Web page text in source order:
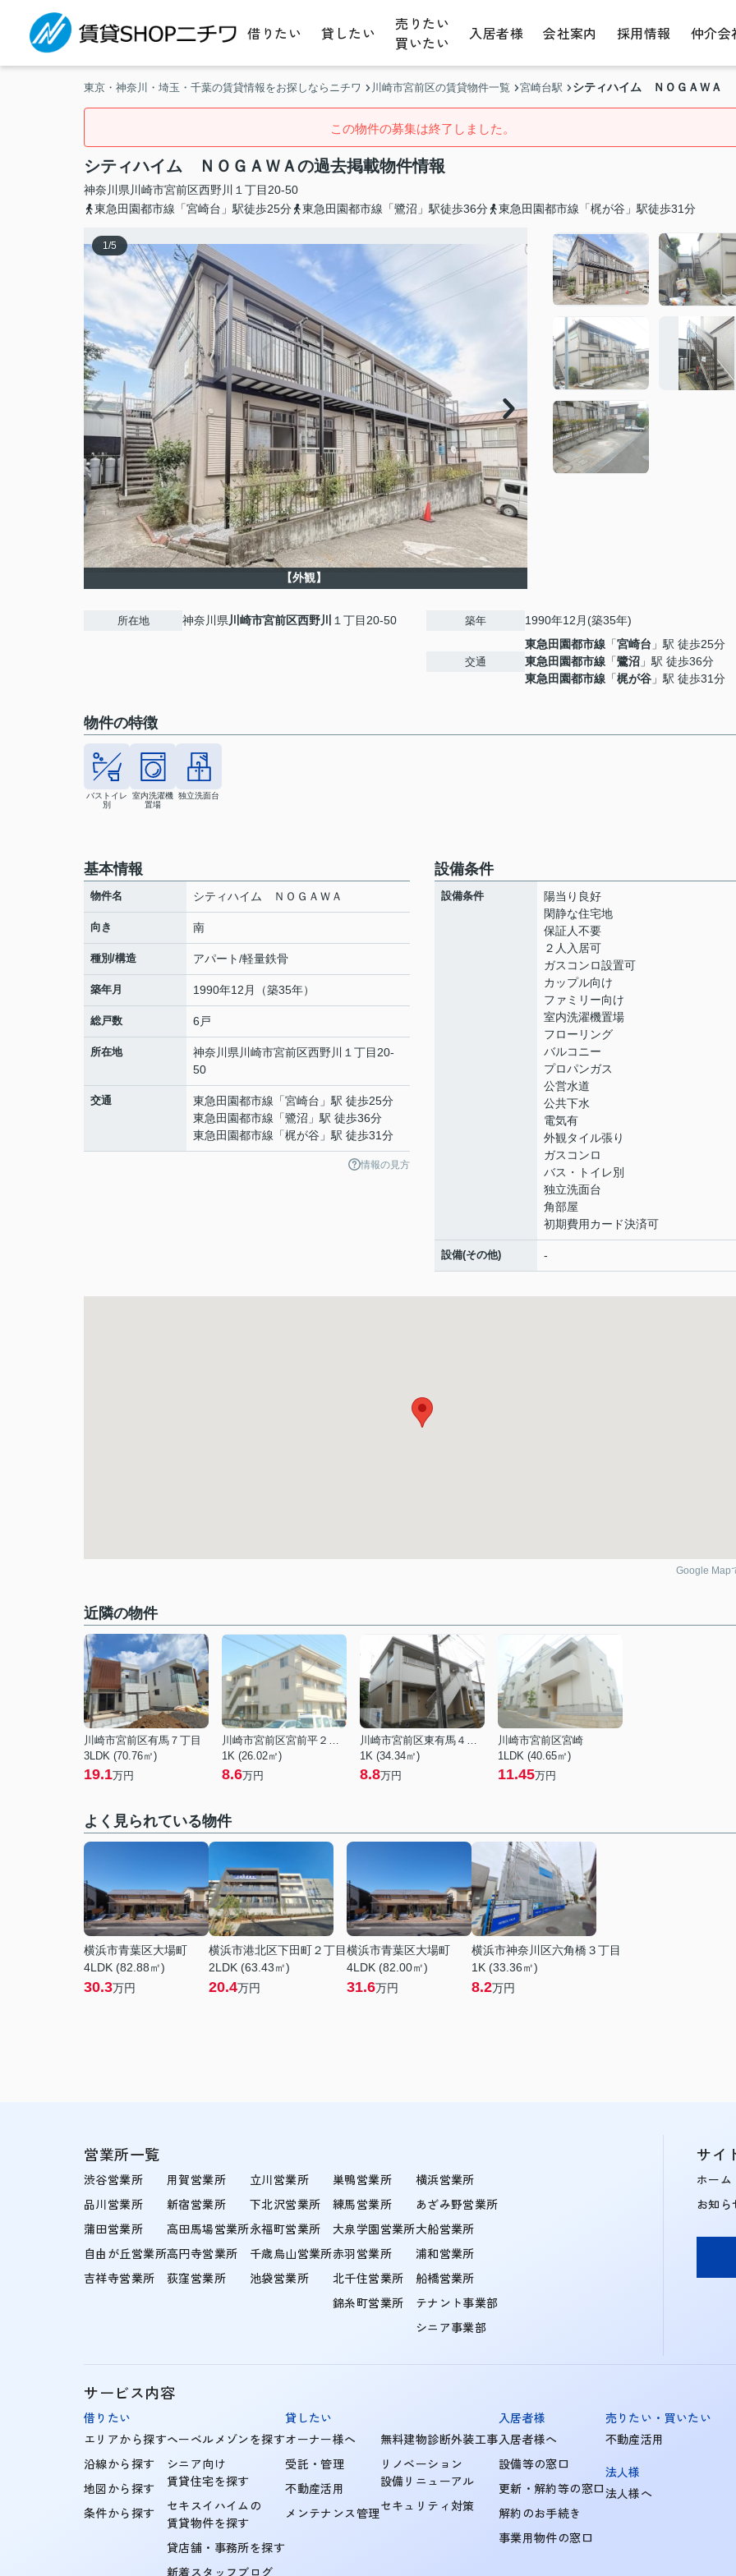
借りたい 貸したい
売りたい
買いたい
入居者様 会社案内 採用情報 仲介会
東京・神奈川・埼玉・千葉の賃貸情報をお探しならニチワ 川崎市宮前区の賃貸物件一覧 宮崎台駅 シティハイム ＮＯＧＡＷＡ
この物件の募集は終了しました。
シティハイム ＮＯＧＡＷＡの過去掲載物件情報
神奈川県 川崎市宮前区西野川
１丁目20-50
東急田園都市線「宮崎台」駅徒歩25分
東急田園都市線「鷺沼」駅徒歩36分 東急田園都市線「梶が谷」駅徒歩31分
1/5
【外観】
所在地 神奈川県川崎市宮前区西野川 １丁目20-50 築年 1990年12月(築35年)
交通
東急田園都市線 「宮崎台 」駅 徒歩25分
東急田園都市線 「鷺沼 」駅 徒歩36分
東急田園都市線 「梶が谷 」駅 徒歩31分
物件の特徴
バストイレ
別
室内洗濯機
置場
独立洗面台
基本情報
物件名 シティハイム ＮＯＧＡＷＡ
向き 南
種別/構造 アパート/軽量鉄骨
築年月 1990年12月（築35年）
総戸数 6戸
所在地 神奈川県 川崎市宮前区西野川
１丁目20-
50
交通 東急田園都市線 「宮崎台 」駅 徒歩25分
東急田園都市線 「鷺沼 」駅 徒歩36分
東急田園都市線 「梶が谷 」駅 徒歩31分
情報の見方
設備条件
設備条件
陽当り良好
閑静な住宅地
保証人不要
２人入居可
ガスコンロ設置可
カップル向け
ファミリー向け
室内洗濯機置場
フローリング
バルコニー
プロパンガス
公営水道
公共下水
電気有
外観タイル張り
ガスコンロ
バス・トイレ別
独立洗面台
角部屋
初期費用カード決済可
設備(その他) -
Google Map
近隣の物件
川崎市宮前区有馬７丁目
3LDK (70.76㎡)
19.1万円
川崎市宮前区宮前平２丁目
1K (26.02㎡)
8.6万円
川崎市宮前区東有馬４丁目
1K (34.34㎡)
8.8万円
川崎市宮前区宮崎
1LDK (40.65㎡)
11.45万円
よく見られている物件
横浜市青葉区大場町
4LDK (82.88㎡)
30.3万円
横浜市港北区下田町２丁目
2LDK (63.43㎡)
20.4万円
横浜市青葉区大場町
4LDK (82.00㎡)
31.6万円
横浜市神奈川区六角橋３丁目
1K (33.36㎡)
8.2万円
営業所一覧
渋谷営業所
品川営業所
蒲田営業所
自由が丘営業所
吉祥寺営業所
用賀営業所
新宿営業所
高田馬場営業所
高円寺営業所
荻窪営業所
立川営業所
下北沢営業所
永福町営業所
千歳烏山営業所
池袋営業所
巣鴨営業所
練馬営業所
大泉学園営業所
赤羽営業所
北千住営業所
錦糸町営業所
横浜営業所
あざみ野営業所
大船営業所
浦和営業所
船橋営業所
テナント事業部
シニア事業部
サイ
ホーム
お知ら
サービス内容
借りたい
エリアから探す
沿線から探す
地図から探す
条件から探す
ヘーベルメゾンを探す
シニア向け
賃貸住宅を探す
セキスイハイムの
賃貸物件を探す
貸店舗・事務所を探す
新着スタッフブログ
貸したい
オーナー様へ
受託・管理
不動産活用
メンテナンス管理
無料建物診断外装工事
リノベーション
設備リニューアル
セキュリティ対策
入居者様
入居者様へ
設備等の窓口
更新・解約等の窓口
解約のお手続き
事業用物件の窓口
売りたい・買いたい
不動産活用
法人様
法人様へ